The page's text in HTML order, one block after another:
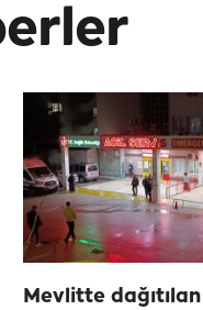
Mevlitte